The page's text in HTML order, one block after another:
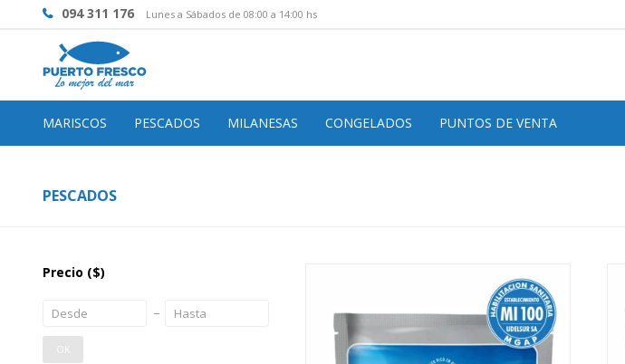
MARISCOS PESCADOS MILANESAS CONGELADOS PUNTOS DE VENTA
094 311 176 Lunes a Sábados de 08:00 a 14:00 hs
PESCADOS
Precio ($)
OK